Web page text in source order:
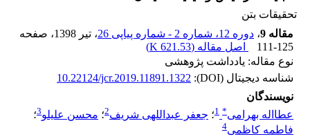
تحقیقات بتن
مقاله 9
، دوره 12، شماره 2 - شماره پیاپی 26 ، تیر 1398
، صفحه
111-125
اصل مقاله (621.53 K
)
نوع مقاله: یادداشت پژوهشی
شناسه دیجیتال (DOI):
10.22124/jcr.2019.11891.1322
نویسندگان
عطااله بهرامی*
1؛ جعفر عبداللهی شریف2؛ محسن علیلو3؛
فاطمه کاظمی4